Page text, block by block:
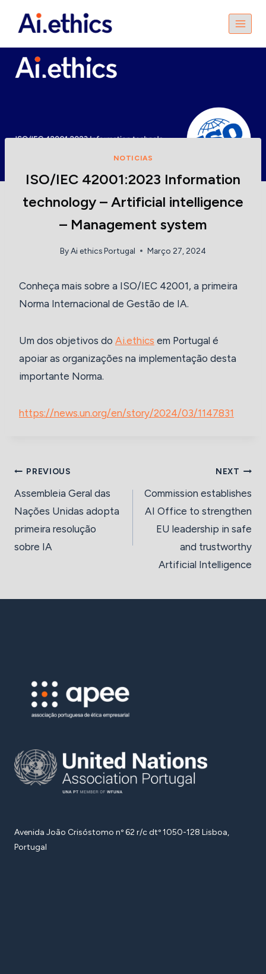
NOTICIAS
ISO/IEC 42001:2023 Information
technology – Artificial intelligence
– Management system
ByAi ethics Portugal Março 27, 2024
Conheça mais sobre a ISO/IEC 42001, a primeira
Norma Internacional de Gestão de IA.
Um dos objetivos do Ai.ethics em Portugal é
apoiar as organizações na implementação desta
importante Norma.
https://news.un.org/en/story/2024/03/1147831
Navegação
de
artigos
PREVIOUS
Assembleia Geral das
Nações Unidas adopta
primeira resolução
sobre IA
NEXT
Commission establishes
AI Office to strengthen
EU leadership in safe
and trustworthy
Artificial Intelligence
Avenida João Crisóstomo nº 62 r/c dtº 1050-128 Lisboa,
Portugal